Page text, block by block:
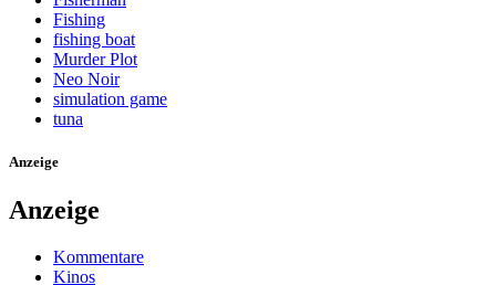
Fishing
fishing boat
Murder Plot
Neo Noir
simulation game
tuna
Anzeige
Anzeige
Kommentare
Kinos